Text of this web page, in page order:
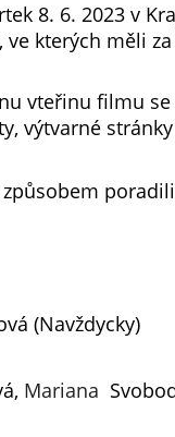
8. 6. 2023 v
kterých měli
vteřinu filmu
výtvarné
(Navždycky)
Mariana